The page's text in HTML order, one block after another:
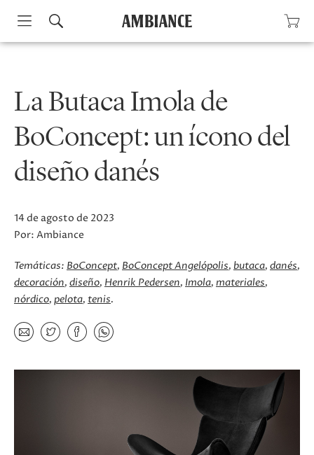
Skip
La Butaca Imola de
BoConcept: un ícono del
diseño danés
14 de agosto de 2023
Por: Ambiance
Temáticas: BoConcept BoConcept Angelópolis butaca danés
decoración diseño Henrik Pedersen Imola materiales
nórdico pelota tenis